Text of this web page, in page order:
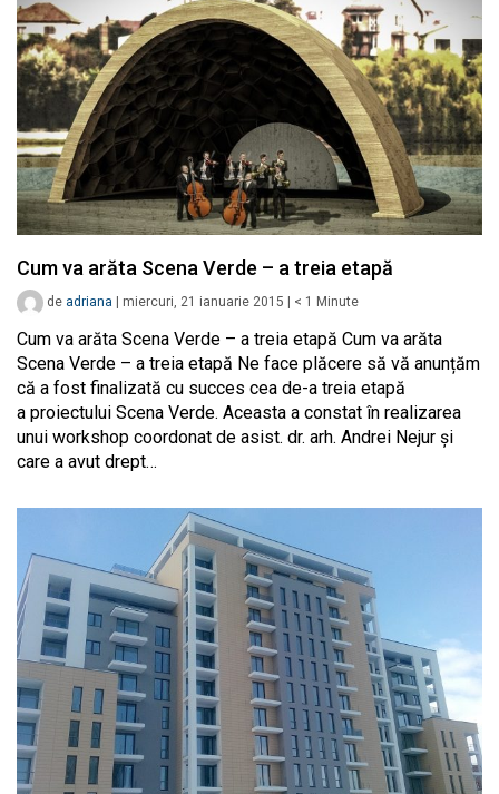
Cum va arăta Scena Verde – a treia etapă
de adriana miercuri, 21 ianuarie 2015 < 1 Minute
Cum va arăta Scena Verde – a treia etapă Cum va arăta
Scena Verde – a treia etapă Ne face plăcere să vă anunțăm
că a fost finalizată cu succes cea de-a treia etapă
a proiectului Scena Verde. Aceasta a constat în realizarea
unui workshop coordonat de asist. dr. arh. Andrei Nejur și
care a avut drept…